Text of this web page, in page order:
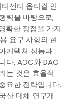
센터 옵티컬 인
력을 바탕으로,
확한 장점을 가지
요구 사항의 현
키텍처 성능과
다. AOC와 DAC
는 것은 효율적
요한 전략입니다.
산 대체 연구개